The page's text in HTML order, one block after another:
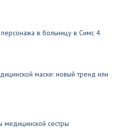
персонажа в больницу в Симс 4
маске: новый тренд или
медицинской сестры